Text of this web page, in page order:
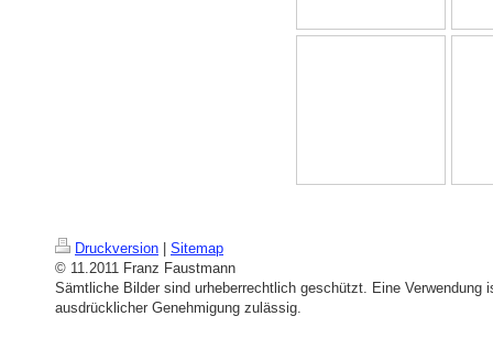
Druckversion
Sitemap
© 11.2011 Franz Faustmann
Sämtliche Bilder sind urheberrechtlich geschützt. Eine Verwendung
ausdrücklicher Genehmigung zulässig.